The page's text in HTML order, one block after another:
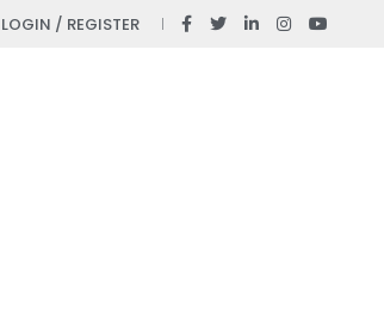
LOGIN / REGISTER